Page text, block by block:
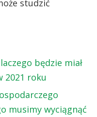
studzić
będzie miał
2021 roku
musimy wyciągnąć